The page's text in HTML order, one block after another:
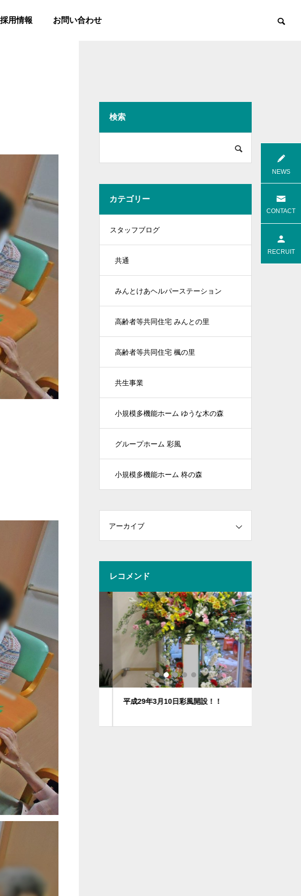
採用情報 お問い合わせ
同住宅 みんとの里
8月花火 8月焼肉
高齢者等共
検索
カテゴリー
スタッフブログ
共通
みんとけあヘルパーステーション
高齢者等共同住宅 みんとの里
高齢者等共同住宅 楓の里
共生事業
小規模多機能ホーム ゆうな木の森
グループホーム 彩風
小規模多機能ホーム 柊の森
アーカイブ
レコメンド
6周年 平成29年3月10日彩風開設！！
NEWS
CONTACT
RECRUIT